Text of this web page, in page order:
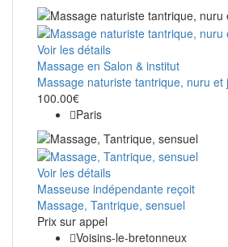
Voir les détails
Massage en Salon & institut
Massage naturiste tantrique, nuru et
100.00€
Paris
Voir les détails
Masseuse indépendante reçoit
Massage, Tantrique, sensuel
Prix ​​sur appel
Voisins-le-bretonneux